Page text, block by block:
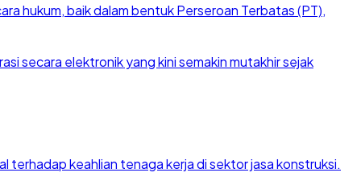
hukum, baik dalam bentuk Perseroan Terbatas (PT),
secara elektronik yang kini semakin mutakhir sejak
keahlian tenaga kerja di sektor jasa konstruksi.